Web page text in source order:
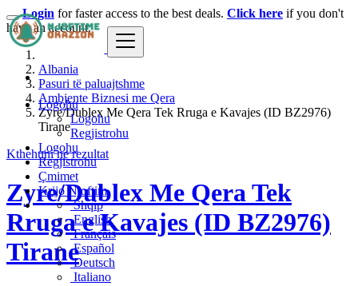
Logohu
Logohu
Regjistrohu
Logohu
Regjistrohu
Çmimet
Krijo Njoftim
Shqip
English
Français
Español
Deutsch
Italiano
Login for faster access to the best deals. Click here if you don't
have an account.
Albania
Pasuri të paluajtshme
Ambjente Biznesi me Qera
Zyre/Dublex Me Qera Tek Rruga e Kavajes (ID BZ2976)
Tirane
Kthehuni ne rezultat
Zyre/Dublex Me Qera Tek
Rruga e Kavajes (ID BZ2976)
Tirane